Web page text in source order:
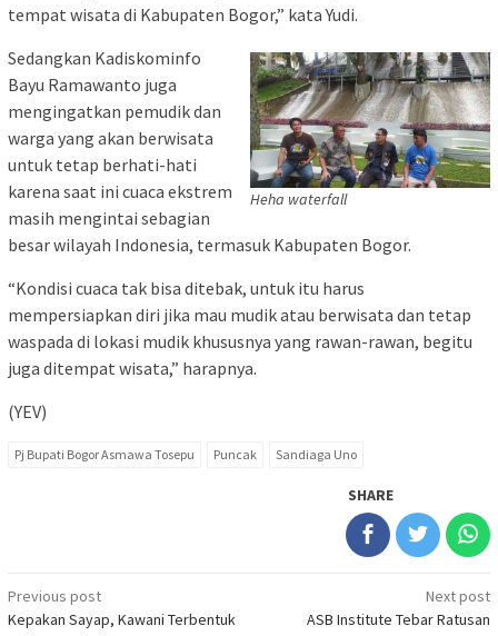
tempat wisata di Kabupaten Bogor,” kata Yudi.
Heha waterfall
Sedangkan Kadiskominfo
Bayu Ramawanto juga
mengingatkan pemudik dan
warga yang akan berwisata
untuk tetap berhati-hati
karena saat ini cuaca ekstrem
masih mengintai sebagian
besar wilayah Indonesia, termasuk Kabupaten Bogor.
“Kondisi cuaca tak bisa ditebak, untuk itu harus
mempersiapkan diri jika mau mudik atau berwisata dan tetap
waspada di lokasi mudik khususnya yang rawan-rawan, begitu
juga ditempat wisata,” harapnya.
(YEV)
Pj Bupati Bogor Asmawa Tosepu Puncak Sandiaga Uno
SHARE
Post
Previous post
Kepakan Sayap, Kawani Terbentuk
Next post
ASB Institute Tebar Ratusan